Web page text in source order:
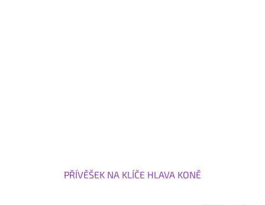
PŘÍVĚŠEK NA KLÍČE HLAVA KONĚ